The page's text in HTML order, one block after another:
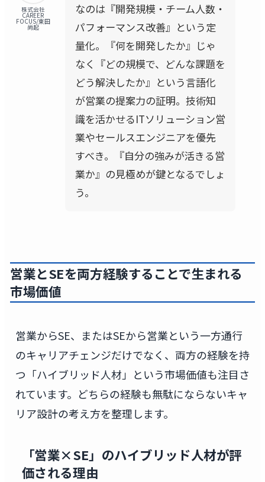
株式会社
CAREER
FOCUS/東田
尚起
なのは『開発規模・チーム人数・
パフォーマンス改善』という定
量化。『何を開発したか』じゃ
なく『どの規模で、どんな課題を
どう解決したか』という言語化
が営業の提案力の証明。技術知
識を活かせるITソリューション営
業やセールスエンジニアを優先
すべき。『自分の強みが活きる営
業か』の見極めが鍵となるでしょ
う。
営業とSEを両方経験することで生まれる
市場価値
営業からSE、またはSEから営業という一方通行
のキャリアチェンジだけでなく、両方の経験を持
つ「ハイブリッド人材」という市場価値も注目さ
れています。どちらの経験も無駄にならないキャ
リア設計の考え方を整理します。
「営業×SE」のハイブリッド人材が評
価される理由